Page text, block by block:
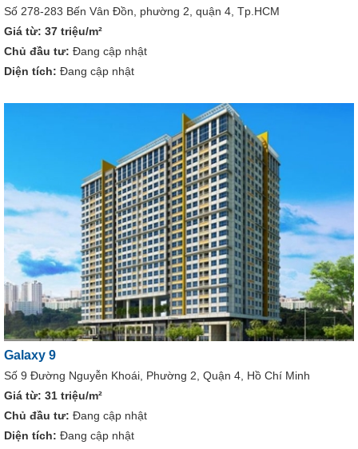
Số 278-283 Bến Vân Đồn, phường 2, quận 4, Tp.HCM
Giá từ: 37 triệu/m²
Chủ đầu tư: Đang cập nhật
Diện tích: Đang cập nhật
Galaxy 9
Số 9 Đường Nguyễn Khoái, Phường 2, Quận 4, Hồ Chí Minh
Giá từ: 31 triệu/m²
Chủ đầu tư: Đang cập nhật
Diện tích: Đang cập nhật